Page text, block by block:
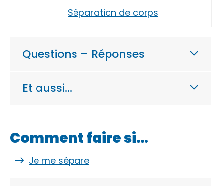
Séparation de corps
Questions – Réponses
Et aussi…
Comment faire si…
Je me sépare